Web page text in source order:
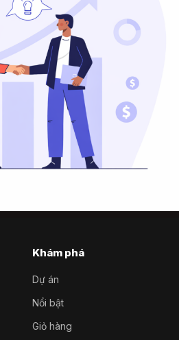
Khám phá
Dự án
Nổi bật
Giỏ hàng